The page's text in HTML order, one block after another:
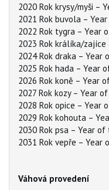
2020 Rok krysy/myši –
2021 Rok buvola –
2022 Rok tygra – Year
2023 Rok králíka/
2024 Rok draka – Year
2025 Rok hada – Year
2026 Rok koně – Year
2027 Rok kozy – Year
2028 Rok opice – Year
2029 Rok kohouta –
2030 Rok psa – Year of
2031 Rok vepře – Year
Váhová provedení